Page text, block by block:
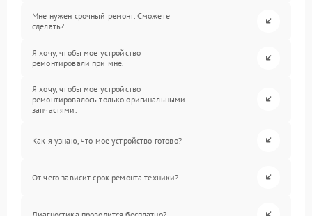
Мне нужен срочный ремонт. Сможете
сделать?
Я хочу, чтобы мое устройство
ремонтировали при мне.
Я хочу, чтобы мое устройство
ремонтировалось только оригинальными
запчастями.
Как я узнаю, что мое устройство готово?
От чего зависит срок ремонта техники?
Диагностика проводится бесплатно?